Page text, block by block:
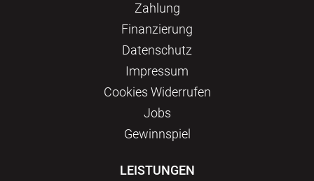
Zahlung
Finanzierung
Datenschutz
Impressum
Сookies Widerrufen
Jobs
Gewinnspiel
LEISTUNGEN